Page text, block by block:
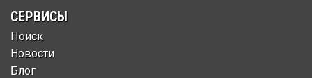
СЕРВИСЫ
Поиск
Новости
Блог